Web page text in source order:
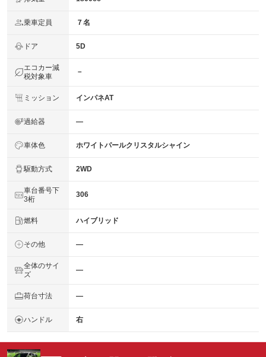
乗車定員 ７名
ドア 5D
エコカー減
税対象車
－
ミッション インパネAT
過給器 ―
車体色 ホワイトパールクリスタルシャイン
駆動方式 2WD
車台番号下
3桁
306
燃料 ハイブリッド
その他 ―
全体のサイ
ズ
―
荷台寸法 ―
ハンドル 右